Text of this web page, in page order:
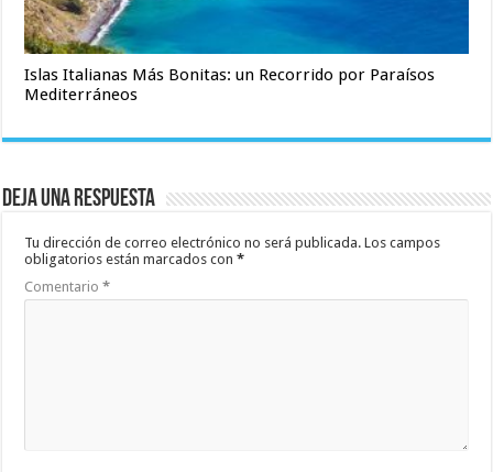
Islas Italianas Más Bonitas: un Recorrido por Paraísos
Mediterráneos
Deja una respuesta
Tu dirección de correo electrónico no será publicada. Los campos
obligatorios están marcados con*
Comentario*